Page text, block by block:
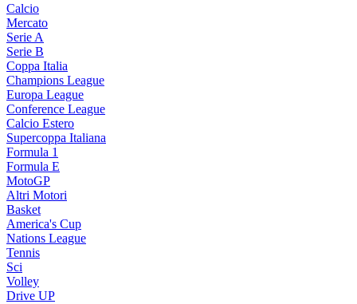
Calcio
Mercato
Serie A
Serie B
Coppa Italia
Champions League
Europa League
Conference League
Calcio Estero
Supercoppa Italiana
Formula 1
Formula E
MotoGP
Altri Motori
Basket
America's Cup
Nations League
Tennis
Sci
Volley
Drive UP